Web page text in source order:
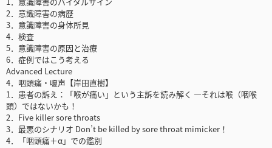
2．意識障害の病歴
3．意識障害の身体所見
4．検査
5．意識障害の原因と治療
6．症例ではこう考える
Advanced Lecture
4．咽頭痛・嗄声【岸田直樹】
1．患者の訴え：「喉が痛い」という主訴を読み解く ―それは喉（咽喉
頭）ではないかも！
2．Five killer sore throats
3．最悪のシナリオ Don’t be killed by sore throat mimicker！
4．「咽頭痛＋α」での鑑別